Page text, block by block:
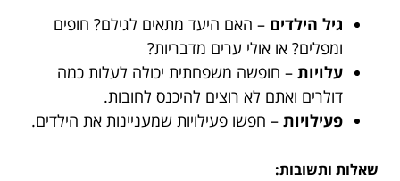
גיל הילדים – האם היעד מתאים לגילם? חופים
ומפלים? או אולי ערים מדבריות?
עלויות – חופשה משפחתית יכולה לעלות כמה
דולרים ואתם לא רוצים להיכנס לחובות.
פעילויות – חפשו פעילויות שמעניינות את הילדים.
שאלות ותשובות: